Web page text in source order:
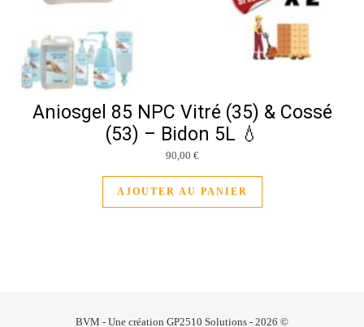
Aniosgel 85 NPC Vitré (35) & Cossé
(53) – Bidon 5L 💧
90,00 €
AJOUTER AU PANIER
BVM - Une création GP2510 Solutions - 2026 ©